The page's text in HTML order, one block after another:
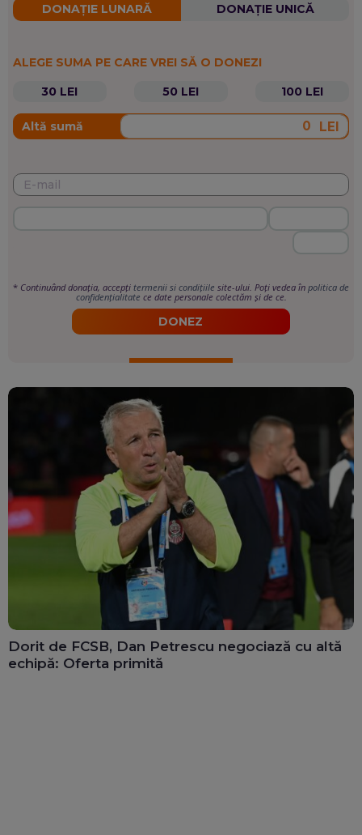
DONAȚIE LUNARĂ DONAȚIE UNICĂ
ALEGE SUMA PE CARE VREI SĂ O DONEZI
30 LEI
50 LEI 100 LEI
Altă sumă LEI
* Continuând donația, accepți termenii si condițiile site-ului. Poți vedea în politica de
confidențialitate ce date personale colectăm și de ce.
DONEZ
Dorit de FCSB, Dan Petrescu negociază cu altă
echipă: Oferta primită